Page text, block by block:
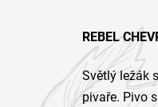
REBEL
Světlý ležák
pivaře. Pivo